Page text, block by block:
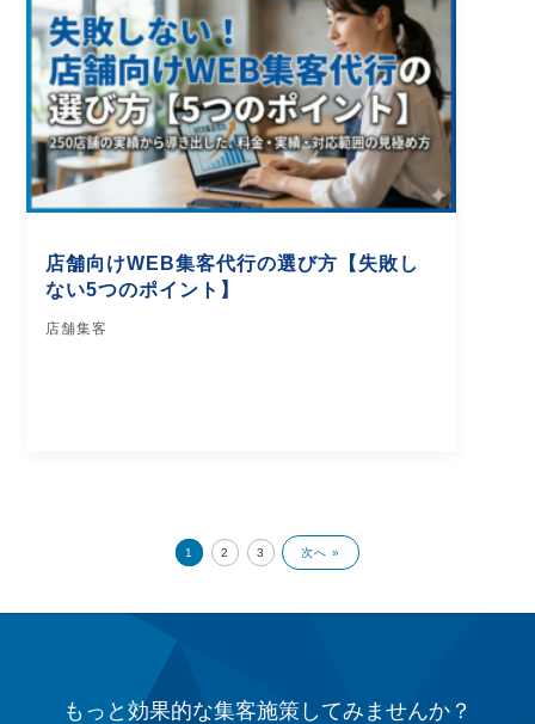
店舗向けWEB集客代行の選び方【失敗し
ない5つのポイント】
店舗集客
1 2 3 次へ »
もっと効果的な集客施策してみませんか？